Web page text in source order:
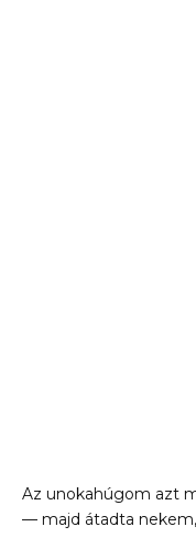
Az unokahúgom azt
— majd átadta